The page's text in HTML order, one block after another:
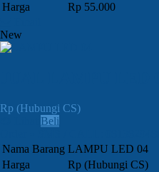
Harga
Rp 55.000
New
Rp (Hubungi CS)
Beli
Nama Barang LAMPU LED 04
Harga
Rp (Hubungi CS)